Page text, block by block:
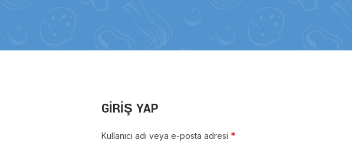
GIRIŞ YAP
Kullanıcı adı veya e-posta adresi *